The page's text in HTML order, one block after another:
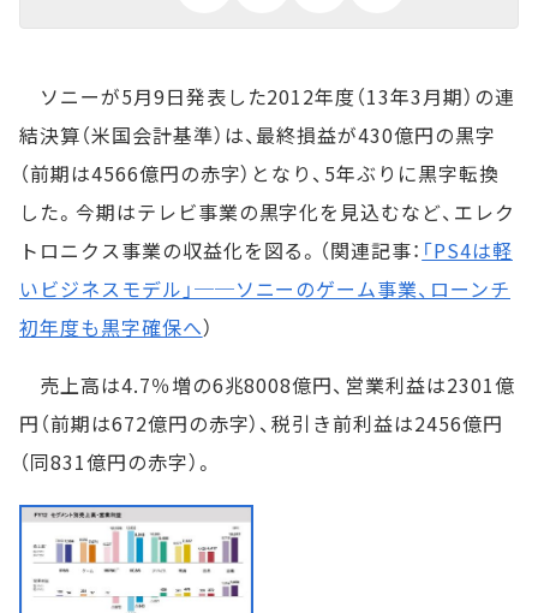
ソニーが5月9日発表した2012年度（13年3月期）の連
結決算（米国会計基準）は、最終損益が430億円の黒字
（前期は4566億円の赤字）となり、5年ぶりに黒字転換
した。今期はテレビ事業の黒字化を見込むなど、エレク
トロニクス事業の収益化を図る。（関連記事： 「PS4は軽
いビジネスモデル」──ソニーのゲーム事業、ローンチ
初年度も黒字確保へ）
売上高は4.7％増の6兆8008億円、営業利益は2301億
円（前期は672億円の赤字）、税引き前利益は2456億円
（同831億円の赤字）。